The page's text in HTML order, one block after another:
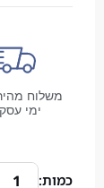
משלוח מהיר 1- 4